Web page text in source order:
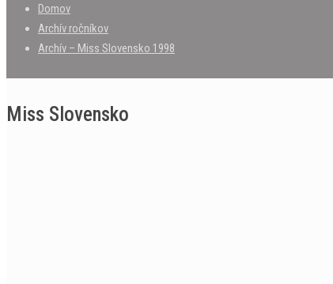
Domov
Archív ročníkov
Archív – Miss Slovensko 1998
Miss Slovensko